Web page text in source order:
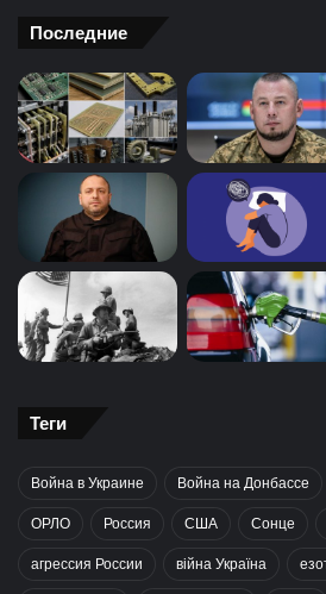
Последние
Теги
Война в Украине Война на Донбассе
ОРЛО Россия США Сонце
агрессия России війна Україна